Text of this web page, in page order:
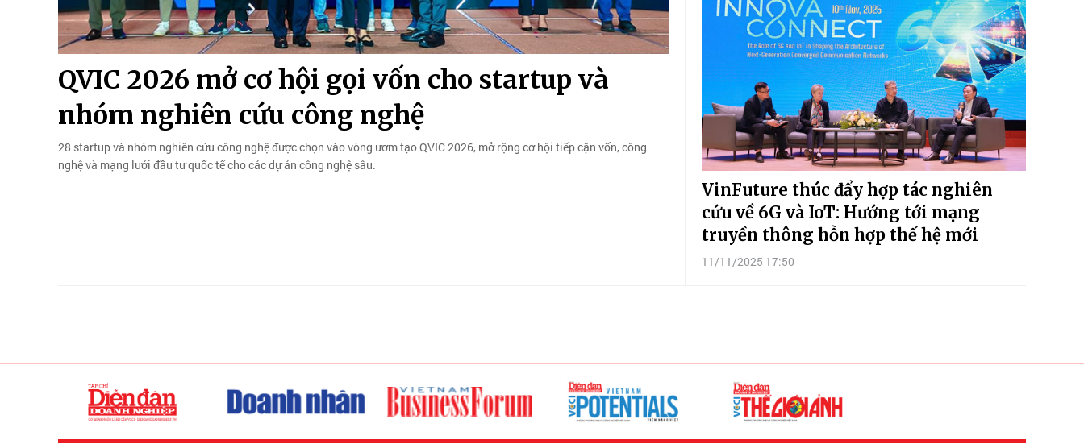
QVIC 2026 mở cơ hội gọi vốn cho startup và
nhóm nghiên cứu công nghệ
28 startup và nhóm nghiên cứu công nghệ được chọn vào vòng ươm tạo QVIC 2026, mở rộng cơ hội tiếp cận vốn, công
nghệ và mạng lưới đầu tư quốc tế cho các dự án công nghệ sâu.
VinFuture thúc đẩy hợp tác nghiên
cứu về 6G và IoT: Hướng tới mạng
truyền thông hỗn hợp thế hệ mới
11/11/2025 17:50